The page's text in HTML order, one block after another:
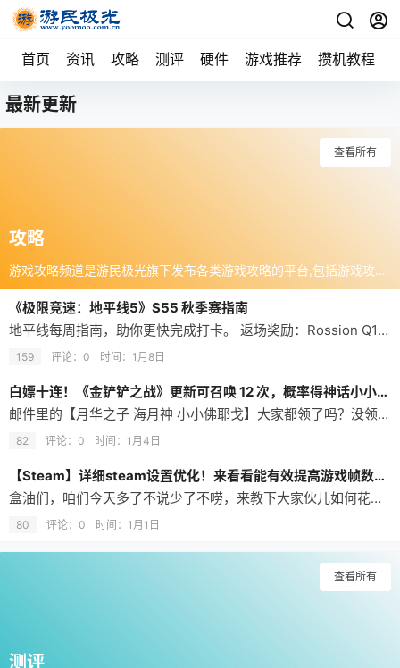
首页 资讯 攻略 测评 硬件 游戏推荐 攒机教程
最新更新
攻略
游戏攻略频道是游民极光旗下发布各类游戏攻略的平台,包括游戏攻略、心得秘籍、视频攻略、游戏技巧、强档图文攻略,攻略宝典等，为游戏玩家提供丰富的攻略资源。
查看所有
《极限竞速：地平线5》S55 秋季赛指南
地平线每周指南，助你更快完成打卡。 返场奖励：Rossion Q1 '10、后台通行证。 赛季累计 80 分，奖励：日产 Tsuru '10。 S55 秋季赛时间：2026.01.08 - 2026.01.15 （每周四晚 10:30 更换季节） 当季累积 20 分，奖励：Rossion Q1 '10 作为打造低产量高性能的 1G 赛车公司，在买断 Nobl…
159 评论：0 时间： 1月8日
白嫖十连！《金铲铲之战》更新可召唤 12 次，概率得神话小小英雄
邮件里的【月华之子 海月神 小小佛耶戈】大家都领了吗？没领的记着上线顺便也领了。 今天金铲铲之战召唤界面新上了2026金铲铲之战公开赛春季赛战斗召唤活动，上线就送 12 次抽奖（两次单抽，一次十连，十连是不能分开抽的）。概率得神话级小小英雄【月华之子 海月神 小小格温】。 活动截止时间：2026年3月29日。 奖池一览： 主要就是可以抽到【月华之子 海月神 小小格温】还有【升天星阵】攻击…
82 评论：0 时间： 1月4日
【Steam】详细steam设置优化！来看看能有效提高游戏帧数的设置
盒油们，咱们今天多了不说少了不唠，来教下大家伙儿如何花费两分钟时间来修改Steam基础设置，从而最大程度降低Steam对游戏帧数（尤其是cs等fps游戏）的影响 红色框框为关闭，绿色框框为开启 说不定这条帖子能测出红绿色盲 1.首先打开steam，点击【Steam】→【设置】 2.【好友与聊天】 第一项是steam启动时弹出的列表，建议关闭 3.【通知】 将【显示弹出通知】选择【不在游戏内时】 会…
80 评论：0 时间： 1月1日
测评
查看所有